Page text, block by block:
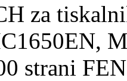
za
strani